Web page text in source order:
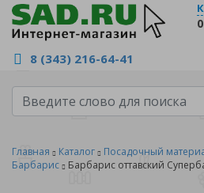
0
8 (343) 216-64-41
Главная Каталог Посадочный
Барбарис
Барбарис оттавский